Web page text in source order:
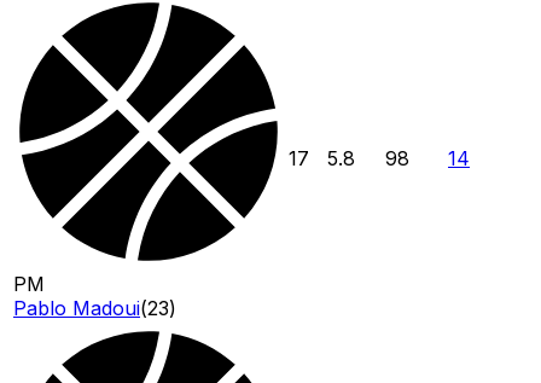
PM
Pablo Madoui(23)
17 5.8 98 14